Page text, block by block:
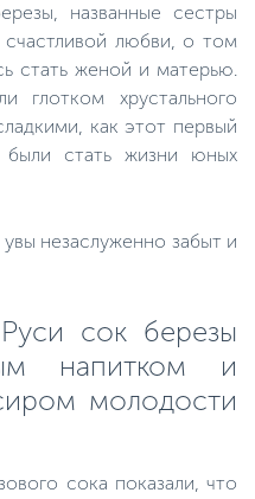
названные сестры
любви, о том
стать женой и матерью.
глотком хрустального
как этот первый
были стать жизни юных
незаслуженно забыт и
сок березы
напитком и
молодости
сока показали, что